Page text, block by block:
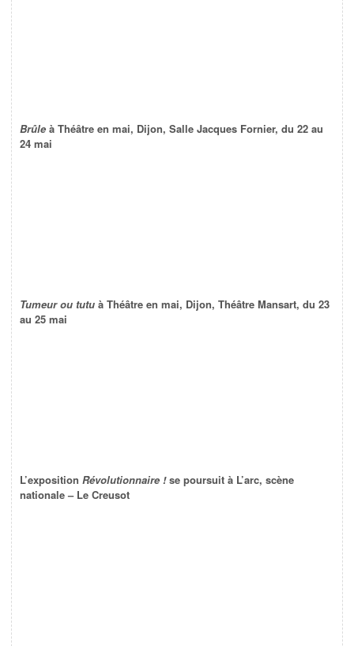
Brûle à Théâtre en mai, Dijon, Salle Jacques Fornier, du 22 au
24 mai
Tumeur ou tutu à Théâtre en mai, Dijon, Théâtre Mansart, du 23
au 25 mai
L’exposition Révolutionnaire !se poursuit à L’arc, scène
nationale – Le Creusot